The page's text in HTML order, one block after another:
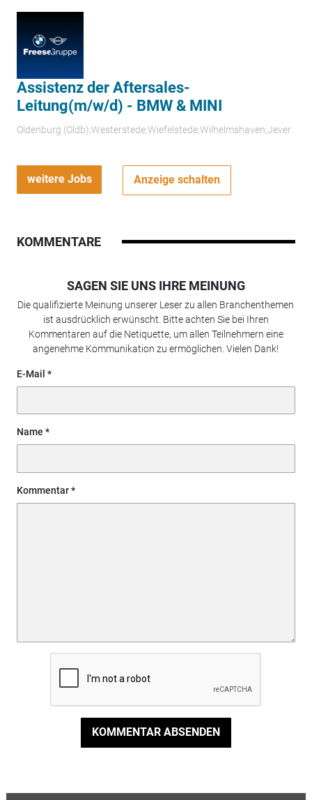
Assistenz der Aftersales-
Leitung(m/w/d) - BMW & MINI
Oldenburg (Oldb);Westerstede;Wiefelstede;Wilhelmshaven;Jever
weitere Jobs Anzeige schalten
KOMMENTARE
SAGEN SIE UNS IHRE MEINUNG
Die qualifizierte Meinung unserer Leser zu allen Branchenthemen
ist ausdrücklich erwünscht. Bitte achten Sie bei Ihren
Kommentaren auf die Netiquette, um allen Teilnehmern eine
angenehme Kommunikation zu ermöglichen. Vielen Dank!
E-Mail
Name
Kommentar
KOMMENTAR ABSENDEN